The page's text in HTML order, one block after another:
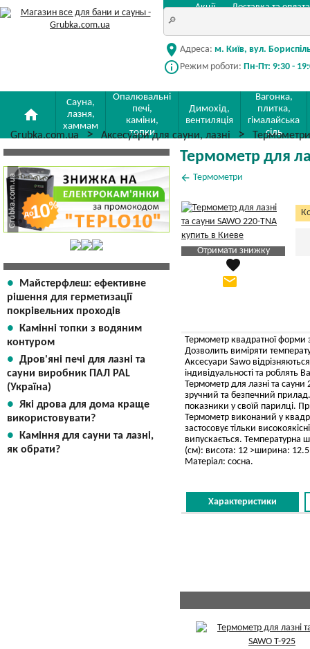
Акції Доставка та оплата
location_on Адреса: м. Київ, вул.
info_outline Режим роботи: Пн-Пт: 9:30 -
home
Сауна,
лазня,
хаммам
Опалювальні
печі,
каміни,
топки
Димохід,
вентиляція
Вагонка,
плитка,
гімалайська
сіль
Grubka.com.ua Аксесуари для сауни, лазні Термометри
Майстерфлеш: ефективне
рішення для герметизації
покрівельних проходів
Камінні топки з водяним
контуром
Дров'яні печі для лазні та
сауни виробник ПАЛ PAL
(Україна)
Які дрова для дома краще
використовувати?
Каміння для сауни та лазні,
як обрати?
Термометр для
arrow_back Термометри
Отримати знижку
Яка Ваша ціна
Вказати мою ціну
favorite
email
Термометр квадратної форми
Дозволить виміряти
Аксесуари Sawo
індивідуальності та
Термометр для лазні та сауни
зручний та безпечний
показники у своїй парилці.
Термометр виконаний у
застосовує тільки
випускається. Температурна
(см): висота: 12 >ширина: 12.5
Матеріал: сосна.
Характеристики